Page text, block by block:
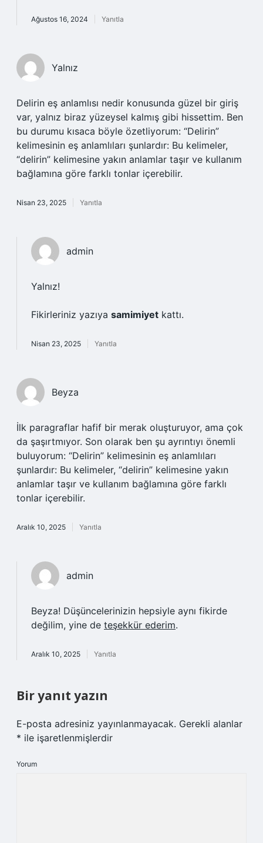
Ağustos 16, 2024 Yanıtla
Yalnız
Delirin eş anlamlısı nedir konusunda güzel bir giriş
var, yalnız biraz yüzeysel kalmış gibi hissettim. Ben
bu durumu kısaca böyle özetliyorum: “Delirin”
kelimesinin eş anlamlıları şunlardır: Bu kelimeler,
“delirin” kelimesine yakın anlamlar taşır ve kullanım
bağlamına göre farklı tonlar içerebilir.
Nisan 23, 2025 Yanıtla
admin
Yalnız!
Fikirleriniz yazıya samimiyet kattı.
Nisan 23, 2025 Yanıtla
Beyza
İlk paragraflar hafif bir merak oluşturuyor, ama çok
da şaşırtmıyor. Son olarak ben şu ayrıntıyı önemli
buluyorum: “Delirin” kelimesinin eş anlamlıları
şunlardır: Bu kelimeler, “delirin” kelimesine yakın
anlamlar taşır ve kullanım bağlamına göre farklı
tonlar içerebilir.
Aralık 10, 2025 Yanıtla
admin
Beyza! Düşüncelerinizin hepsiyle aynı fikirde
değilim, yine de teşekkür ederim.
Aralık 10, 2025 Yanıtla
Bir yanıt yazın
E-posta adresiniz yayınlanmayacak. Gerekli alanlar
* ile işaretlenmişlerdir
Yorum